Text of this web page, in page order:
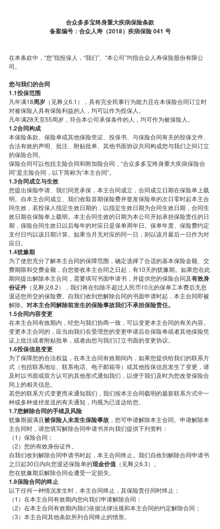
合众多多宝终身重大疾病保险条款
备案编号：合众人寿（2018）疾病保险 041 号
在本条款中，“您”指投保人，“我们”、“本公司”均指合众人寿保险股份有限公
司。
您与我们的合同
1.1投保范围
凡年满18周岁（见释义6.1），具有完全民事行为能力且在本保险合同订立时
对被保险人具有保险利益的人，均可以作为投保人。
凡年满28天至55周岁，符合本公司承保条件的人，均可作为被保险人。
1.2合同构成
本保险条款、保险单或其他保险凭证、投保书、与保险合同有关的投保文件、
合法有效的声明、批注、附贴批单、其他书面协议共同构成您与我们之间订立
的保险合同。
保险合同可以包括主险合同和附加险合同，“合众多多宝终身重大疾病保险合
同”是主险合同，以下简称为“本主合同”。
1.3合同成立与生效
您提出保险申请、我们同意承保，本主合同成立，合同成立日期在保险单上载
明。自本主合同成立、我们收取首期保险费并签发保险单的次日零时起本主合
同生效，若投保人指定生效日期的，以指定生效日期为合同生效日期，合同生
效日期在保险单上载明。本主合同生效的日期为本公司开始承担保险责任的日
期，保险合同生效日以后每年的对应日是保单周年日。保单年度、保险费约定
支付日均以该日期计算。如果当月无对应的同一日，则以该月最后一日作为对
应日。
1.4犹豫期
为了使您充分了解本主合同的保障范围，确定选择了合适的基本保险金额、交
费期限和交费金额，自您签收本主合同之日起，有10天的犹豫期。如果您在此
期间提出解除本主合同，需要填写书面申请书，并提供您的保险合同及有效身
份证件（见释义6.2），我们将在扣除不超过人民币10元的保单工本费后无息
退还您所交的保险费。自我们收到您解除合同的书面申请时起，本主合同即被
解除。 对本主合同解除前发生的保险事故我们不承担保险责任。
1.5合同内容变更
在本主合同有效期内，经您与我们协商一致，可以变更本主合同的有关内容。
变更本主合同的，应当由我们在受理您的变更申请后在保险单或者其他保险凭
证上批注或者附贴批单，或者由您与我们订立书面的变更协议。
1.6投保信息变更
为了保障您的合法权益，在本主合同有效期间内，如果您提供给我们的联系方
式（包括联系地址、联系电话、电子邮箱等）或其他投保信息发生了变更，请
及时以书面或双方认可的其他形式通知我们，以便于我们及时为您改变保险合
同上的相关信息。
若您的联系方式变更而未通知我们，我们按本主合同载明的最新联系方式中一
种或多种途径发送的有关通知，均视为已送达给您。
1.7您解除合同的手续及风险
犹豫期届满且被保险人未发生保险事故，您可申请解除本主合同。申请解除本
主合同时，请您填写解除合同申请书并向我们提供下列资料：
（1）保险合同；
（2）您的有效身份证件。
自我们收到解除合同申请书时起，本主合同终止。我们自收到解除合同申请书
之日起30日内向您退还保险单的现金价值（见释义6.3）。
您在犹豫期后解除合同会遭受一定损失。
1.8保险合同的终止
以下任何一种情况发生时，本主合同终止，其保险责任同时终止：
（1）在本主合同有效期内您向我们申请解除合同；
（2）在本主合同有效期内我们依据法律法规和本主合同的约定解除合同；
（3）本主合同其他条款所列合同终止的情形。